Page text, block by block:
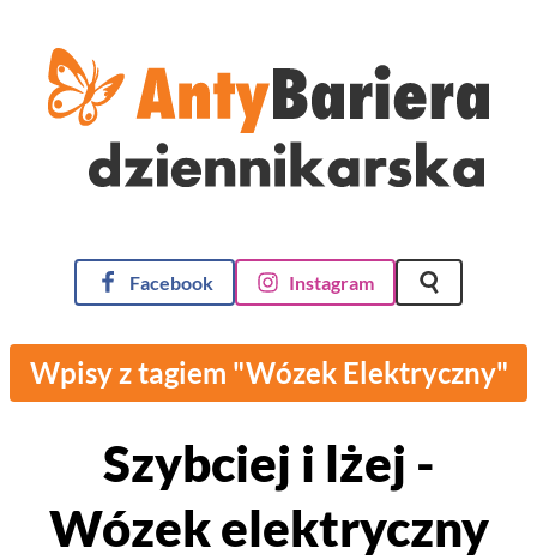
AntyBariera Dziennikarska
Facebook
Instagram Szukaj na
Wpisy z tagiem "Wózek Elektryczny"
Szybciej i lżej -
Wózek elektryczny